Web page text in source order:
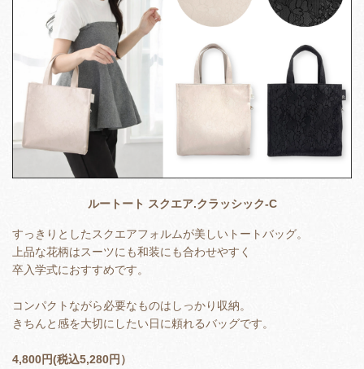
ルートート スクエア.クラッシック-C
すっきりとしたスクエアフォルムが美しいトートバッグ。
上品な花柄はスーツにも和装にも合わせやすく
卒入学式におすすめです。
コンパクトながら必要なものはしっかり収納。
きちんと感を大切にしたい日に頼れるバッグです。
4,800円(税込5,280円）